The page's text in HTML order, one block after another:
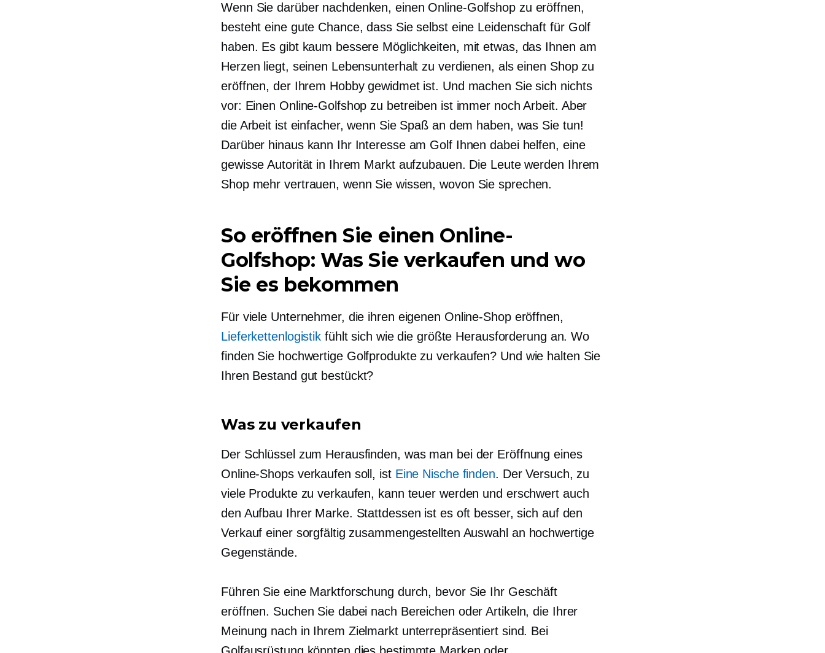
Wenn Sie darüber nachdenken, einen Online-Golfshop zu eröffnen,
besteht eine gute Chance, dass Sie selbst eine Leidenschaft für Golf
haben. Es gibt kaum bessere Möglichkeiten, mit etwas, das Ihnen am
Herzen liegt, seinen Lebensunterhalt zu verdienen, als einen Shop zu
eröffnen, der Ihrem Hobby gewidmet ist. Und machen Sie sich nichts
vor: Einen Online-Golfshop zu betreiben ist immer noch Arbeit. Aber
die Arbeit ist einfacher, wenn Sie Spaß an dem haben, was Sie tun!
Darüber hinaus kann Ihr Interesse am Golf Ihnen dabei helfen, eine
gewisse Autorität in Ihrem Markt aufzubauen. Die Leute werden Ihrem
Shop mehr vertrauen, wenn Sie wissen, wovon Sie sprechen.
So eröffnen Sie einen Online-
Golfshop: Was Sie verkaufen und wo
Sie es bekommen
Für viele Unternehmer, die ihren eigenen Online-Shop eröffnen,
Lieferkettenlogistik fühlt sich wie die größte Herausforderung an. Wo
finden Sie hochwertigeGolfprodukte zu verkaufen? Und wie halten Sie
Ihren Bestand gut bestückt?
Was zu verkaufen
Der Schlüssel zum Herausfinden, was man bei der Eröffnung eines
Online-Shops verkaufen soll, ist Eine Nische finden. Der Versuch, zu
viele Produkte zu verkaufen, kann teuer werden und erschwert auch
den Aufbau Ihrer Marke. Stattdessen ist es oft besser, sich auf den
Verkauf einer sorgfältig zusammengestellten Auswahl an hochwertige
Gegenstände.
Führen Sie eine Marktforschung durch, bevor Sie Ihr Geschäft
eröffnen. Suchen Sie dabei nach Bereichen oder Artikeln, die Ihrer
Meinung nach in Ihrem Zielmarkt unterrepräsentiert sind. Bei